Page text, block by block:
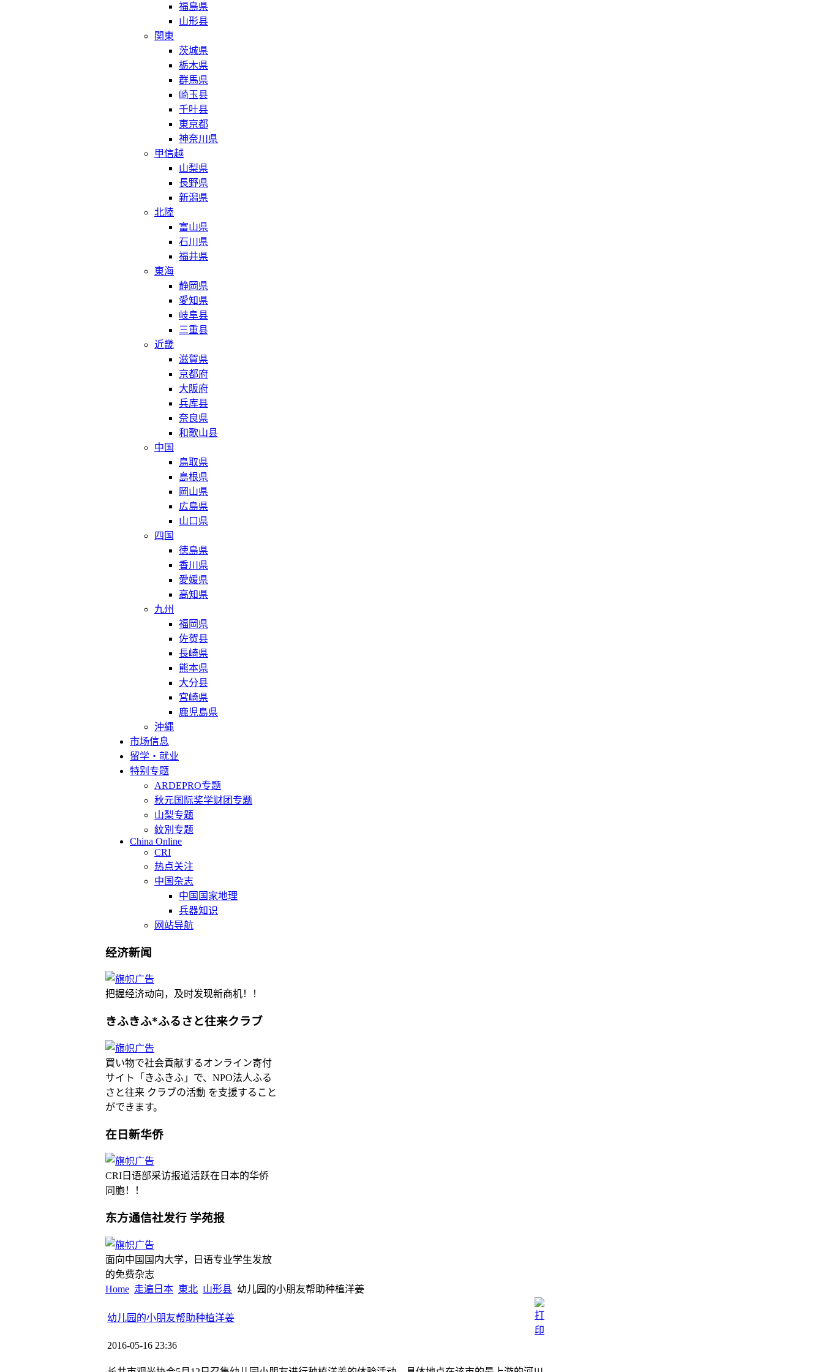
福島県
山形县
関東
茨城県
栃木県
群馬県
崎玉县
千叶县
東京都
神奈川県
甲信越
山梨県
長野県
新潟県
北陸
富山県
石川県
福井県
東海
静岡県
愛知県
岐阜县
三重县
近畿
滋賀県
京都府
大阪府
兵库县
奈良県
和歌山县
中国
鳥取県
島根県
岡山県
広島県
山口県
四国
徳島県
香川県
愛媛県
高知県
九州
福岡県
佐贺县
長崎県
熊本県
大分县
宮崎県
鹿児島県
沖縄
市场信息
留学・就业
特别专题
ARDEPRO专题
秋元国际奖学财团专题
山梨专题
紋別专题
China Online
CRI
热点关注
中国杂志
中国国家地理
兵器知识
网站导航
经济新闻
把握经济动向，及时发现新商机！！
きふきふ*ふるさと往来クラブ
買い物で社会貢献するオンライン寄付
サイト「きふきふ」で、NPO法人ふる
さと往来 クラブの活動 を支援すること
ができます。
在日新华侨
CRI日语部采访报道活跃在日本的华侨
同胞！！
东方通信社发行 学苑报
面向中国国内大学，日语专业学生发放
的免费杂志
Home 走遍日本 東北 山形县 幼儿园的小朋友帮助种植洋姜
幼儿园的小朋友帮助种植洋姜
2016-05-16 23:36